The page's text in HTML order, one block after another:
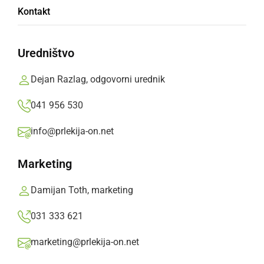
Kontakt
Uredništvo
Dejan Razlag, odgovorni urednik
041 956 530
info@prlekija-on.net
Marketing
Damijan Toth, marketing
031 333 621
marketing@prlekija-on.net
Ribiči se pripravljajo na 16. pokal občine
Gornja Radgona.
Izberite kot svoj prednostni vir na Googlu